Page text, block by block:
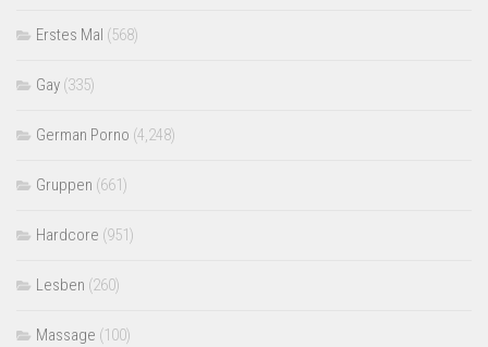
Erstes Mal (568)
Gay (335)
German Porno (4,248)
Gruppen (661)
Hardcore (951)
Lesben (260)
Massage (100)